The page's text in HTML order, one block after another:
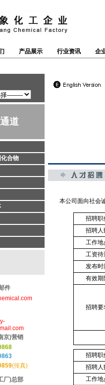
产品展示 行业资讯 企
道
合物
件
京)营销
(传真)
厂)总部
本公司面向社会
招聘职
招聘人
工作地
工资待
发布时
有效期
招聘要
招聘职
招聘人
工作地